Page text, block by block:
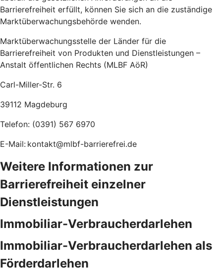
Barrierefreiheit erfüllt, können Sie sich an die zuständige
Marktüberwachungsbehörde wenden.
Marktüberwachungsstelle der Länder für die
Barrierefreiheit von Produkten und Dienstleistungen –
Anstalt öffentlichen Rechts (MLBF AöR)
Carl-Miller-Str. 6
39112 Magdeburg
Telefon: (0391) 567 6970
E-Mail: kontakt@mlbf-barrierefrei.de
Weitere Informationen zur
Barrierefreiheit einzelner
Dienstleistungen
Immobiliar-Verbraucherdarlehen
Immobiliar-Verbraucherdarlehen als
Förderdarlehen